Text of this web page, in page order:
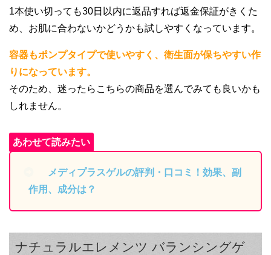
1本使い切っても30日以内に返品すれば返金保証がきくた
め、お肌に合わないかどうかも試しやすくなっています。
容器もポンプタイプで使いやすく、衛生面が保ちやすい作
りになっています。
そのため、迷ったらこちらの商品を選んでみても良いかも
しれません。
メディプラスゲルの評判・口コミ！効果、副
作用、成分は？
ナチュラルエレメンツ バランシングゲ